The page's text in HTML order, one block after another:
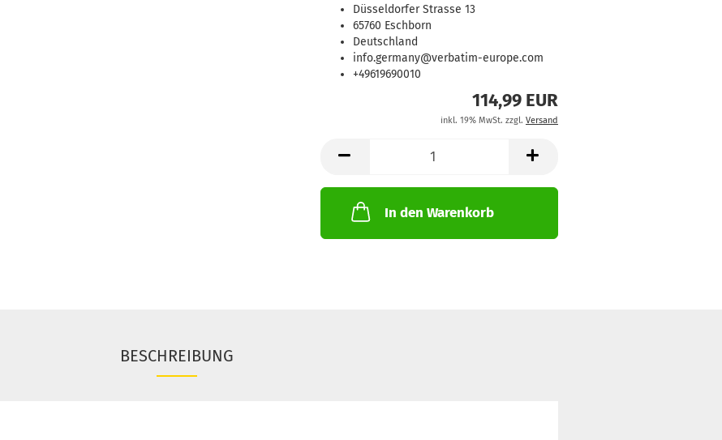
Düsseldorfer Strasse 13
65760 Eschborn
Deutschland
info.germany@verbatim-europe.com
+49619690010
114,99 EUR
inkl. 19% MwSt. zzgl. Versand
In den Warenkorb
BESCHREIBUNG